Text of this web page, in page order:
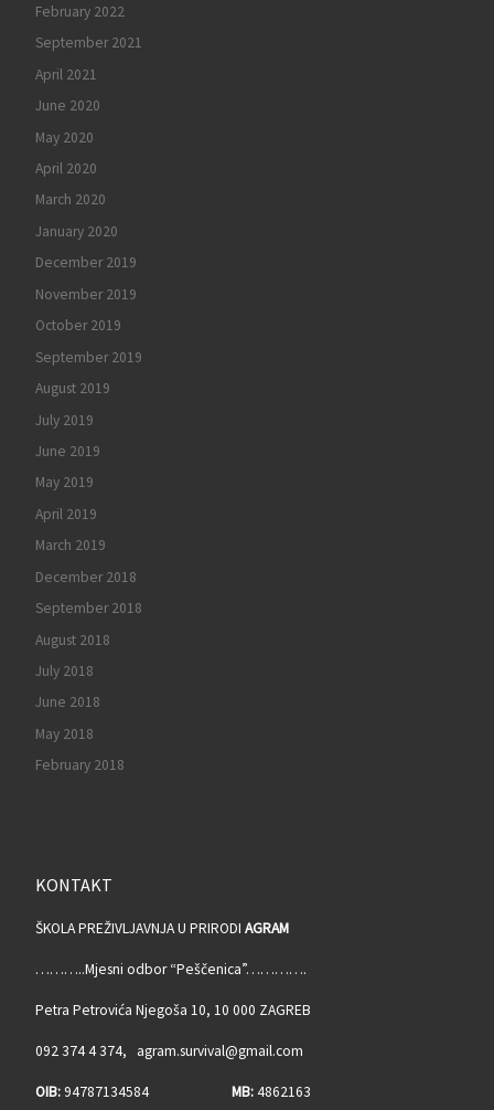
February 2022
September 2021
April 2021
June 2020
May 2020
April 2020
March 2020
January 2020
December 2019
November 2019
October 2019
September 2019
August 2019
July 2019
June 2019
May 2019
April 2019
March 2019
December 2018
September 2018
August 2018
July 2018
June 2018
May 2018
February 2018
KONTAKT
ŠKOLA PREŽIVLJAVNJA U PRIRODI AGRAM
………..Mjesni odbor “Peščenica”………….
Petra Petrovića Njegoša 10, 10 000 ZAGREB
092 374 4 374, agram.survival@gmail.com
OIB:94787134584 MB:4862163